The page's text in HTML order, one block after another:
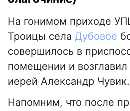
На гонимом приходе
Троицы села Дубовое
совершилось в
помещении и возглавил
иерей Александр Чувик.
Напомним, что после